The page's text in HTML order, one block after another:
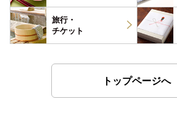
旅行・
チケット
トップページへ